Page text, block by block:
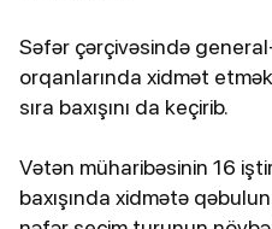
Səfər çərçivəsində
orqanlarında xidmət
sıra baxışını da keçirib.
Vətən müharibəsinin 16
baxışında xidmətə